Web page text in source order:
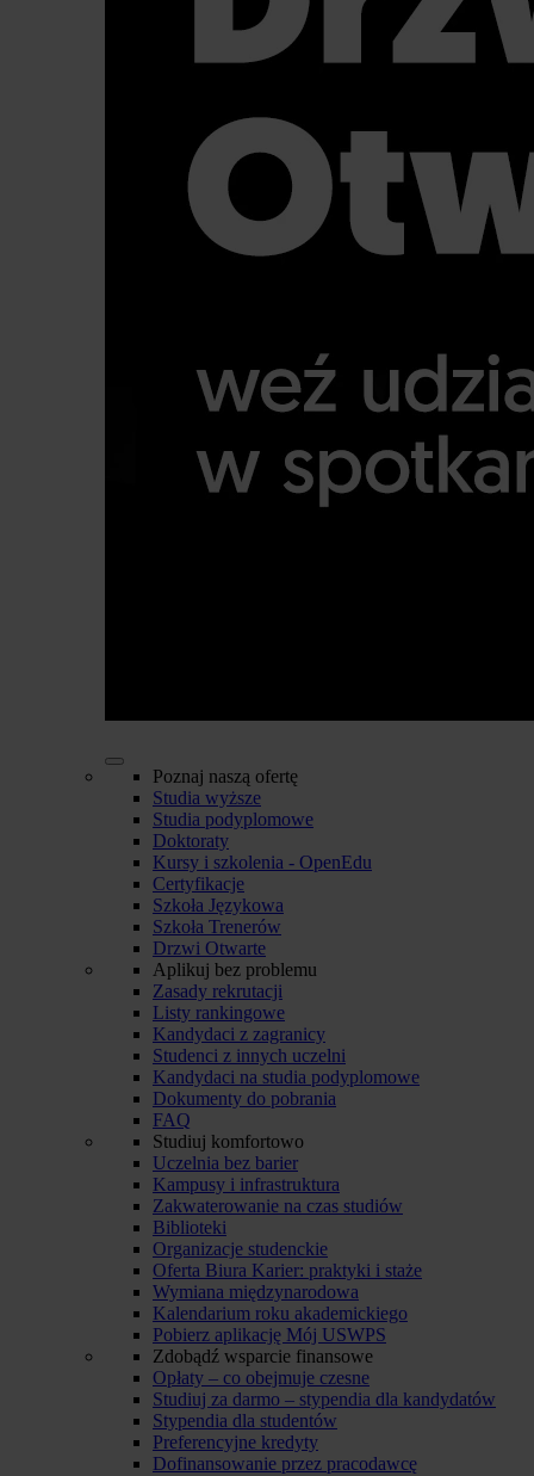
Poznaj naszą ofertę
Studia wyższe
Studia podyplomowe
Doktoraty
Kursy i szkolenia - OpenEdu
Certyfikacje
Szkoła Językowa
Szkoła Trenerów
Drzwi Otwarte
Aplikuj bez problemu
Zasady rekrutacji
Listy rankingowe
Kandydaci z zagranicy
Studenci z innych uczelni
Kandydaci na studia podyplomowe
Dokumenty do pobrania
FAQ
Studiuj komfortowo
Uczelnia bez barier
Kampusy i infrastruktura
Zakwaterowanie na czas studiów
Biblioteki
Organizacje studenckie
Oferta Biura Karier: praktyki i staże
Wymiana międzynarodowa
Kalendarium roku akademickiego
Pobierz aplikację Mój USWPS
Zdobądź wsparcie finansowe
Opłaty – co obejmuje czesne
Studiuj za darmo – stypendia dla kandydatów
Stypendia dla studentów
Preferencyjne kredyty
Dofinansowanie przez pracodawcę